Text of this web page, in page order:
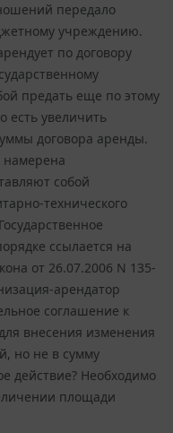
передало
учреждению.
по договору
предать еще по этому
есть увеличить
договора аренды.
собой
технического
ссылается на
от 26.07.2006 N 135-
арендатор
соглашение к
внесения изменения
но не в сумму
действие? Необходимо
площади